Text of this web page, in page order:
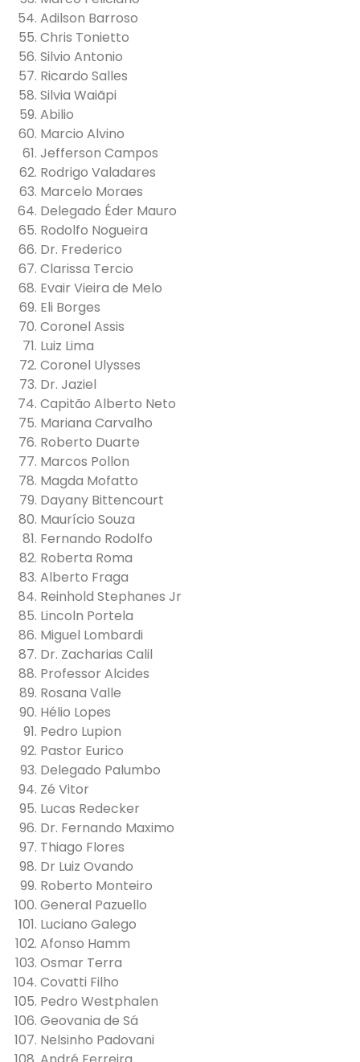
Adilson Barroso
Chris Tonietto
Silvio Antonio
Ricardo Salles
Silvia Waiãpi
Abilio
Marcio Alvino
Jefferson Campos
Rodrigo Valadares
Marcelo Moraes
Delegado Éder Mauro
Rodolfo Nogueira
Dr. Frederico
Clarissa Tercio
Evair Vieira de Melo
Eli Borges
Coronel Assis
Luiz Lima
Coronel Ulysses
Dr. Jaziel⁠
Capitão Alberto Neto
Mariana Carvalho
Roberto Duarte
Marcos Pollon
Magda Mofatto
Dayany Bittencourt
Maurício Souza
Fernando Rodolfo
Roberta Roma
Alberto Fraga
Reinhold Stephanes Jr
Lincoln Portela
Miguel Lombardi
⁠Dr. Zacharias Calil
Professor Alcides
Rosana Valle
Hélio Lopes
Pedro Lupion
Pastor Eurico
Delegado Palumbo
Zé Vitor
Lucas Redecker
⁠Dr. Fernando Maximo
Thiago Flores
Dr Luiz Ovando
Roberto Monteiro
General Pazuello
Luciano Galego
Afonso Hamm
Osmar Terra
Covatti Filho
Pedro Westphalen
Geovania de Sá
Nelsinho Padovani